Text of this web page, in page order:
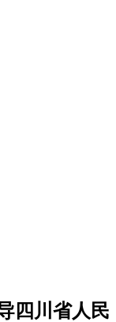
四川省人民